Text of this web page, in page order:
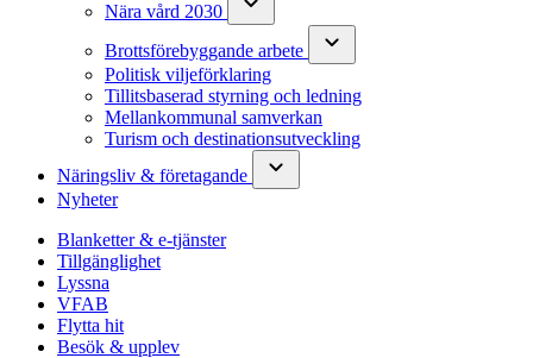
Nära vård 2030
Brottsförebyggande arbete
Politisk viljeförklaring
Tillitsbaserad styrning och ledning
Mellankommunal samverkan
Turism och destinationsutveckling
Näringsliv & företagande
Nyheter
Blanketter & e-tjänster
Tillgänglighet
Lyssna
VFAB
Flytta hit
Besök & upplev